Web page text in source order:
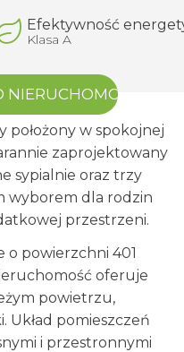
Efektywność
Klasa A
położony w spokojnej
zaprojektowany
sypialnie oraz trzy
wyborem dla rodzin
przestrzeni.
o powierzchni 401
oferuje
powietrzu,
Układ pomieszczeń
i przestronnymi